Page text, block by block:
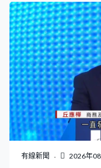
滲漏位置極為接近，
峰：「這條喉管可以
到，真的超過40年的
納入水管復修工程
程計劃安排進展，奈
析，喉管反覆爆裂非
主席陳可兒：「連場
定，當我們進行替換
上大雨影響工程，如
穩定。」 水務署稱
程，會跟相關部門
有線新聞 2026年